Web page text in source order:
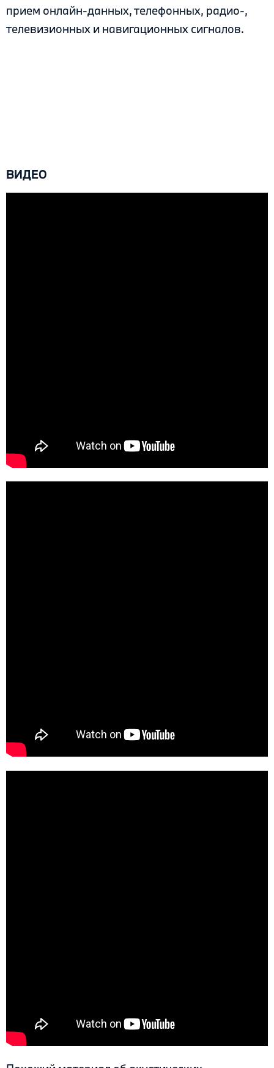
прием онлайн-данных, телефонных, радио-,
телевизионных и навигационных сигналов.
ВИДЕО